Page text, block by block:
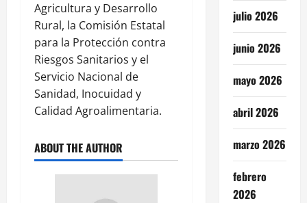
Agricultura y Desarrollo
Rural, la Comisión Estatal
para la Protección contra
Riesgos Sanitarios y el
Servicio Nacional de
Sanidad, Inocuidad y
Calidad Agroalimentaria.
ABOUT THE AUTHOR
julio 2026
junio 2026
mayo 2026
abril 2026
marzo 2026
febrero
2026